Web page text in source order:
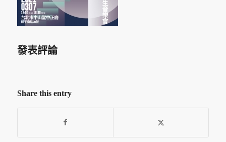
發表評論
Share this entry